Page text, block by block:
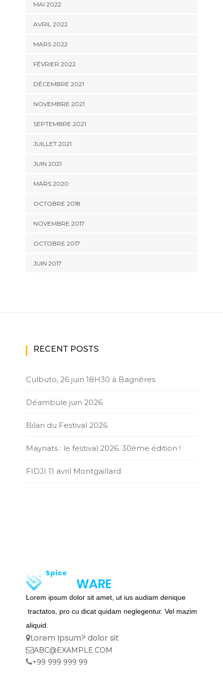
MAI 2022
AVRIL 2022
MARS 2022
FÉVRIER 2022
DÉCEMBRE 2021
NOVEMBRE 2021
SEPTEMBRE 2021
JUILLET 2021
JUIN 2021
MARS 2020
OCTOBRE 2018
NOVEMBRE 2017
OCTOBRE 2017
JUIN 2017
RECENT POSTS
Culbuto, 26 juin 18H30 à Bagnères
Déambule juin 2026
Bilan du Festival 2026
Maynats : le festival 2026. 30ème édition !
FIDJI 11 avril Montgaillard
Lorem ipsum dolor sit amet, ut ius audiam denique
tractatos, pro cu dicat quidam neglegentur. Vel mazim
aliquid.
Lorem Ipsum? dolor sit
ABC@EXAMPLE.COM
+99 999 999 99